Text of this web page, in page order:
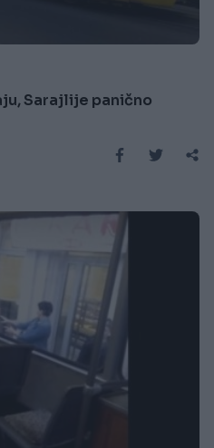
Sarajlije panično